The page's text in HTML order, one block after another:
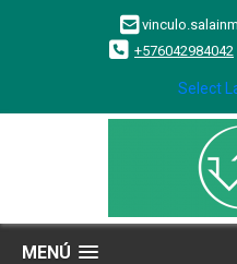
+576042984042
Select
MENÚ